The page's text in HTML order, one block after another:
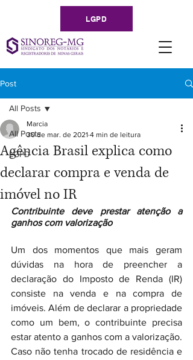
LGPD
Post
All Posts
LGPD
All Posts
Agência Brasil explica como
declarar compra e venda de
imóvel no IR
Marcia
30 de mar. de 2021 4 min de leitura
Contribuinte deve prestar atenção a
ganhos com valorização
Um dos momentos que mais geram
dúvidas na hora de preencher a
declaração do Imposto de Renda (IR)
consiste na venda e na compra de
imóveis. Além de declarar a propriedade
como um bem, o contribuinte precisa
estar atento a ganhos com a valorização.
Caso não tenha trocado de residência e